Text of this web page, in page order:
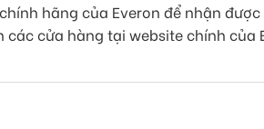
hãng của Everon để nhận
cửa hàng tại website chính của